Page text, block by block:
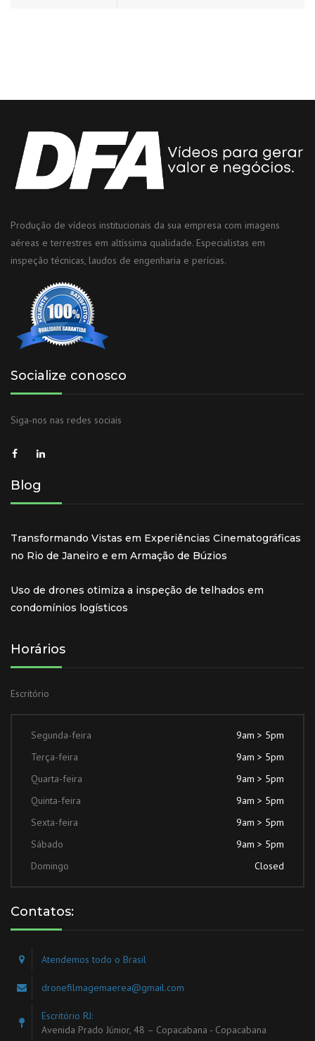
Produção de vídeos institucionais da sua empresa com imagens
aéreas e terrestres em altíssima qualidade. Especialistas em
inspeção técnicas, laudos de engenharia e perícias.
Socialize conosco
Siga-nos nas redes sociais
Blog
Transformando Vistas em Experiências Cinematográficas
no Rio de Janeiro e em Armação de Búzios
Uso de drones otimiza a inspeção de telhados em
condomínios logísticos
Horários
Escritório
Segunda-feira
9am > 5pm
Terça-feira
9am > 5pm
Quarta-feira
9am > 5pm
Quinta-feira
9am > 5pm
Sexta-feira
9am > 5pm
Sábado
9am > 5pm
Domingo
Closed
Contatos:
Atendemos todo o Brasil
dronefilmagemaerea@gmail.com
Escritório RJ:
Avenida Prado Júnior, 48 – Copacabana - Copacabana